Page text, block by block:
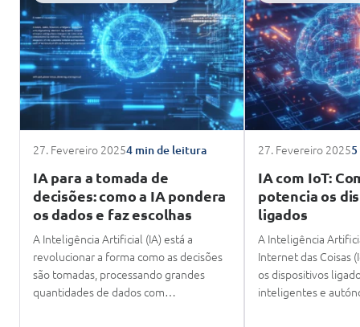
27. Fevereiro 20254 min de leitura
IA para a tomada de
decisões: como a IA pondera
os dados e faz escolhas
A Inteligência Artificial (IA) está a
revolucionar a forma como as decisões
são tomadas, processando grandes
quantidades de dados com…
27. Fevereiro 2025
IA com IoT:
potencia os
ligados
A Inteligência
Internet das Coisas
os dispositivos
inteligentes e